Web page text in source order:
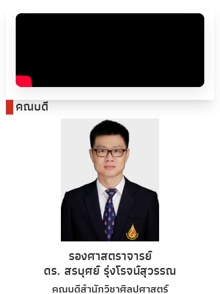
คณบดี
รองศาสตราจารย์
ดร. สรบุศย์ รุ่งโรจน์สุวรรณ
คณบดีสำนักวิชาศิลปศาสตร์